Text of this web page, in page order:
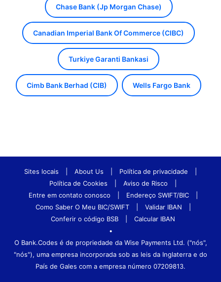
Chase Bank (Jp Morgan Chase)
Canadian Imperial Bank Of Commerce (CIBC)
Turkiye Garanti Bankasi
Cimb Bank Berhad (CIB) Wells Fargo Bank
Sites locais About Us Política de privacidade
Política de Cookies
Aviso de Risco
Entre em contato conosco
Endereço SWIFT/BIC
Como Saber O Meu BIC/SWIFT
Validar IBAN
Conferir o código BSB
Calcular IBAN
•
O Bank.Codes é de propriedade da Wise Payments Ltd. ("nós",
"nós"), uma empresa incorporada sob as leis da Inglaterra e do
País de Gales com a empresa número 07209813.